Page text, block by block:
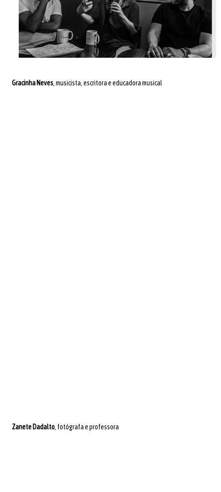
Gracinha Neves , musicista, escritora e educadora musical
Zanete Dadalto , fotógrafa e professora